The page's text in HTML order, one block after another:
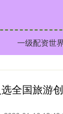
一级配资世
全国旅游